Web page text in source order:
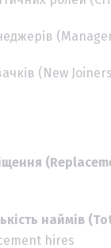
(New
наймів
hires